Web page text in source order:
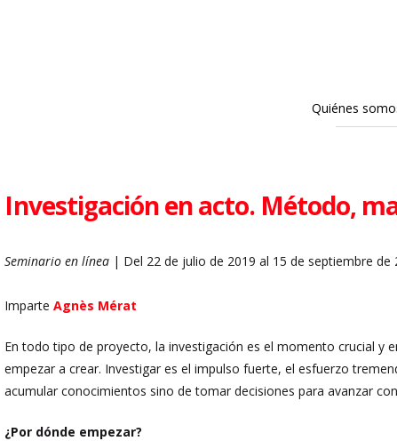
Quiénes
Investigación en acto. Método,
Seminario en línea | Del 22 de julio de 2019 al 15 de septiembre de
ImparteAgnès Mérat
En todo tipo de proyecto, la investigación es el momento crucial y
empezar a crear. Investigar es el impulso fuerte, el esfuerzo
acumular conocimientos sino de tomar decisiones para avanzar
¿Por dónde empezar?